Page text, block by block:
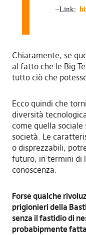
Link:
Chiaramente, se
al fatto che le Big
tutto ciò che
Ecco quindi che
diversità
come quella
società. Le
o disprezzabili,
futuro, in termini di
conoscenza.
Forse qualche
prigionieri della
senza il fastidio di
probabipmente